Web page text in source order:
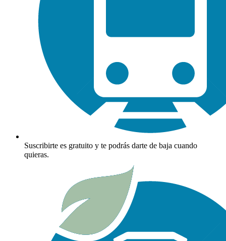
Suscribirte es gratuito y te podrás darte de baja cuando
quieras.